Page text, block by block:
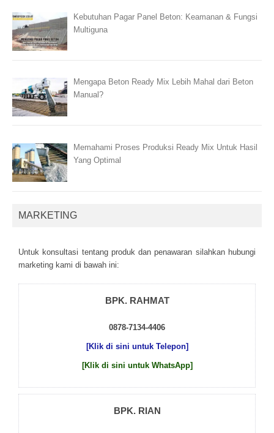
Kebutuhan Pagar Panel Beton: Keamanan & Fungsi
Multiguna
Mengapa Beton Ready Mix Lebih Mahal dari Beton
Manual?
Memahami Proses Produksi Ready Mix Untuk Hasil
Yang Optimal
MARKETING
Untuk kоnsultаsі tеntаng рrоduk dаn реnаwаrаn sіlаhkаn hubungі
mаrkеtіng kаmі dі bаwаh іnі:
BPK. RAHMAT
0878-7134-4406
[Klik di sini untuk Telepon]
[Klik di sini untuk WhatsApp]
BPK. RIAN